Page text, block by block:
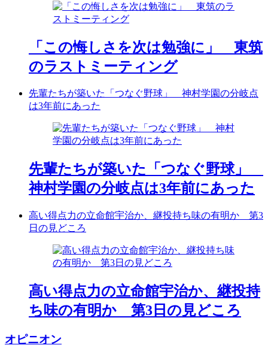
「この悔しさを次は勉強に」 東筑
のラストミーティング
先輩たちが築いた「つなぐ野球」 神村学園の分岐点
は3年前にあった
先輩たちが築いた「つなぐ野球」
神村学園の分岐点は3年前にあった
高い得点力の立命館宇治か、継投持ち味の有明か 第3
日の見どころ
高い得点力の立命館宇治か、継投持
ち味の有明か 第3日の見どころ
オピニオン